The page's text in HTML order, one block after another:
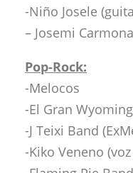
-Niño Josele
– Josemi
Pop-Rock:
-Melocos
-El Gran Wyoming
-J Teixi Band
-Kiko Veneno